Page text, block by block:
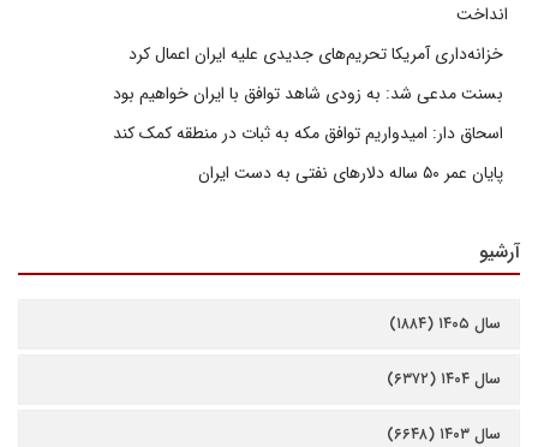
انداخت
خزانه‌داری آمریکا تحریم‌های جدیدی علیه ایران اعمال کرد
بسنت مدعی شد: به زودی شاهد توافق با ایران خواهیم بود
اسحاق دار: امیدواریم توافق مکه به ثبات در منطقه کمک کند
پایان عمر ۵۰ ساله دلارهای نفتی به دست ایران
آرشیو
سال ۱۴۰۵ (۱۸۸۴)
سال ۱۴۰۴ (۶۳۷۲)
سال ۱۴۰۳ (۶۶۴۸)